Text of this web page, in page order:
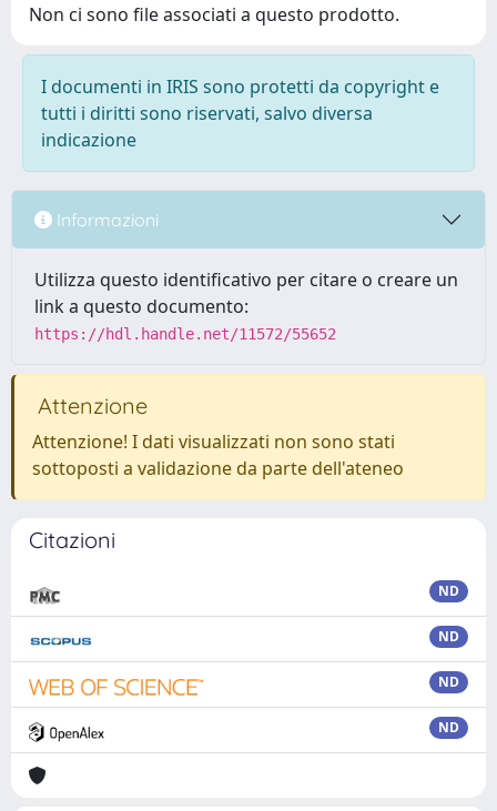
Non ci sono file associati a questo prodotto.
I documenti in IRIS sono protetti da copyright e
tutti i diritti sono riservati, salvo diversa
indicazione
Informazioni
Utilizza questo identificativo per citare o creare un
link a questo documento:
https://hdl.handle.net/11572/55652
Attenzione
Attenzione! I dati visualizzati non sono stati
sottoposti a validazione da parte dell'ateneo
Citazioni
ND
ND
ND
ND